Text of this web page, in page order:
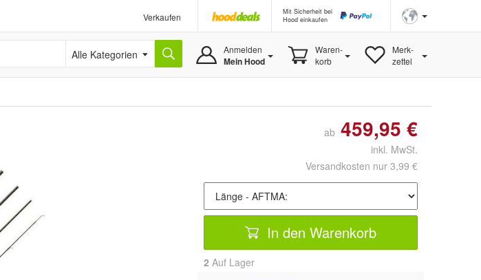
Verkaufen
Mit Sicherheit bei
Hood einkaufen
Alle Kategorien Anmelden
Mein Hood
Waren-
korb
Merk-
zettel
ab 459,95 €
inkl. MwSt.
Versandkosten nur 3,99 €
In den Warenkorb
2 Auf Lager